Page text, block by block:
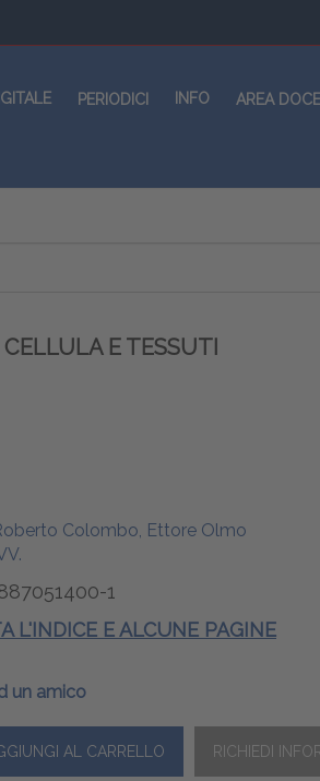
PERIODICI INFO AREA
CELLULA E TESSUTI
Colombo, Ettore Olmo
1
L'INDICE E ALCUNE PAGINE
un amico